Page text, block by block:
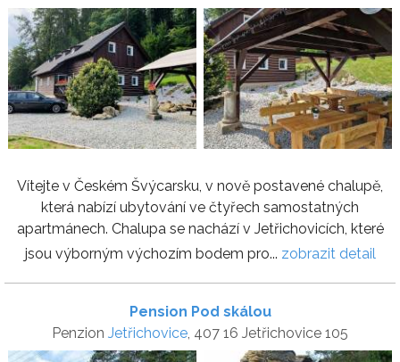
Vítejte v Českém Švýcarsku, v nově postavené chalupě,
která nabízí ubytování ve čtyřech samostatných
apartmánech. Chalupa se nachází v Jetřichovicích, které
jsou výborným výchozím bodem pro... zobrazit detail
Pension Pod skálou
Penzion Jetřichovice, 407 16 Jetřichovice 105